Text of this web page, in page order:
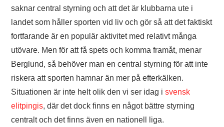
saknar central styrning och att det är klubbarna ute i
landet som håller sporten vid liv och gör så att det faktiskt
fortfarande är en populär aktivitet med relativt många
utövare. Men för att få spets och komma framåt, menar
Berglund, så behöver man en central styrning för att inte
riskera att sporten hamnar än mer på efterkälken.
Situationen är inte helt olik den vi ser idag isvensk
elitpingis, där det dock finns en något bättre styrning
centralt och det finns även en nationell liga.